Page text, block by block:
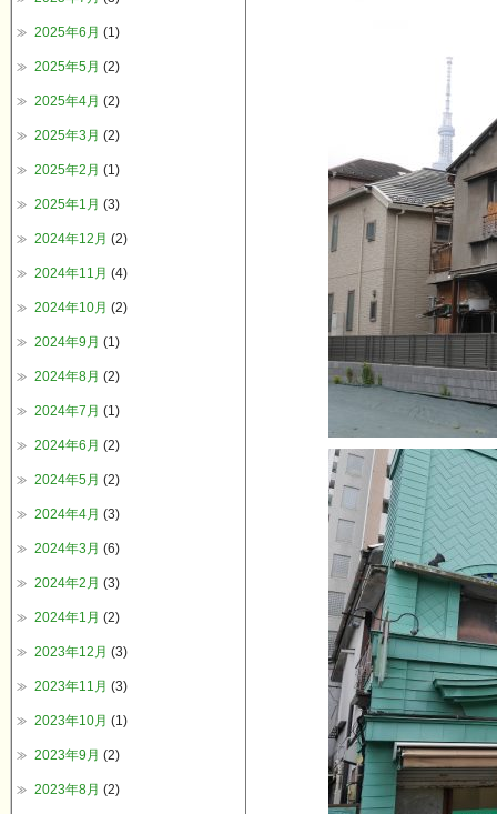
2025年6月 (1)
2025年5月 (2)
2025年4月 (2)
2025年3月 (2)
2025年2月 (1)
2025年1月 (3)
2024年12月 (2)
2024年11月 (4)
2024年10月 (2)
2024年9月 (1)
2024年8月 (2)
2024年7月 (1)
2024年6月 (2)
2024年5月 (2)
2024年4月 (3)
2024年3月 (6)
2024年2月 (3)
2024年1月 (2)
2023年12月 (3)
2023年11月 (3)
2023年10月 (1)
2023年9月 (2)
2023年8月 (2)